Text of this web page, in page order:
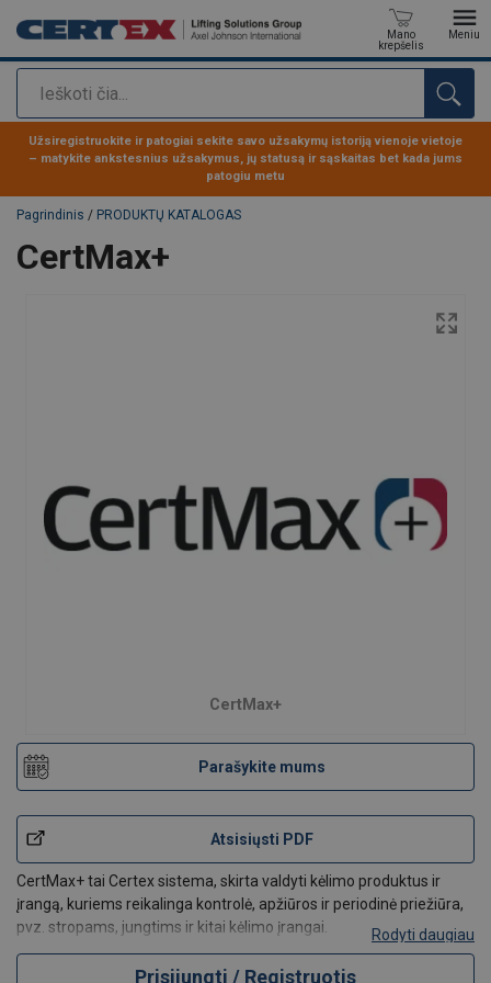
Paieška
Mano
krepšelis
Meniu
Produktas buvo pridėtas prie jūsų užklausos
Užsiregistruokite ir patogiai sekite savo užsakymų istoriją vienoje vietoje
– matykite ankstesnius užsakymus, jų statusą ir sąskaitas bet kada jums
patogiu metu
Pagrindinis / PRODUKTŲ KATALOGAS
CertMax+
CertMax+
Parašykite mums
Atsisiųsti PDF
CertMax+ tai Certex sistema, skirta valdyti kėlimo produktus ir
įrangą, kuriems reikalinga kontrolė, apžiūros ir periodinė priežiūra,
pvz. stropams, jungtims ir kitai kėlimo įrangai.
CertMax+ padeda įmonėms greitai ir efektyviai užtikrinti aukštą
saugumo lygį. Sistemoje galima identifikuoti
Rodyti daugiau
Prisijungti / Registruotis